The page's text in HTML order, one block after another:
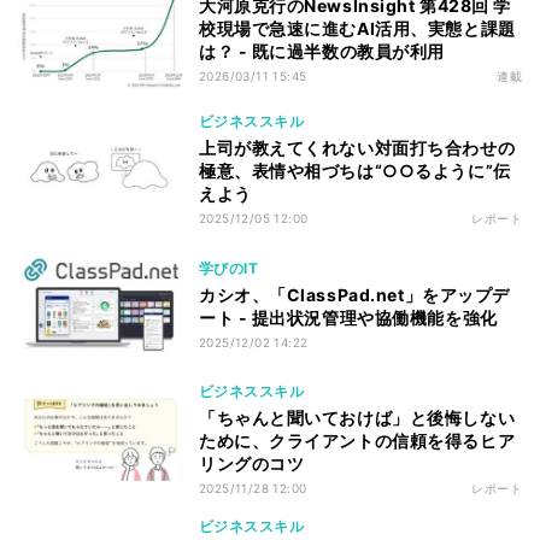
大河原克行のNewsInsight 第428回 学
校現場で急速に進むAI活用、実態と課題
は？ - 既に過半数の教員が利用
2026/03/11 15:45 連載
ビジネススキル
上司が教えてくれない対面打ち合わせの
極意、表情や相づちは“○○るように”伝
えよう
2025/12/05 12:00 レポート
学びのIT
カシオ、「ClassPad.net」をアップデ
ート - 提出状況管理や協働機能を強化
2025/12/02 14:22
ビジネススキル
「ちゃんと聞いておけば」と後悔しない
ために、クライアントの信頼を得るヒア
リングのコツ
2025/11/28 12:00 レポート
ビジネススキル